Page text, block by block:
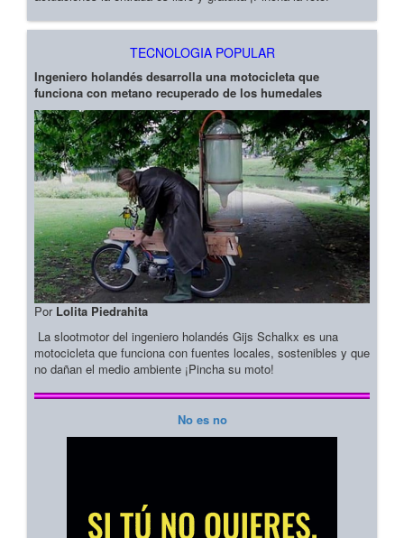
TECNOLOGIA POPULAR
Ingeniero holandés desarrolla una motocicleta que
funciona con metano recuperado de los humedales
Por Lolita Piedrahita
La slootmotor del ingeniero holandés Gijs Schalkx es una
motocicleta que funciona con fuentes locales, sostenibles y que
no dañan el medio ambiente ¡Pincha su moto!
No es no